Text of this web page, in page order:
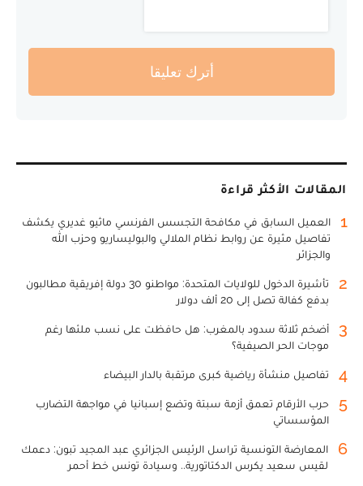
أترك تعليقا
المقالات الأكثر قراءة
1
العميل السابق في مكافحة التجسس الفرنسي ماثيو غديري يكشف
تفاصيل مثيرة عن روابط نظام الملالي والبوليساريو وحزب الله
والجزائر
2
تأشيرة الدخول للولايات المتحدة: مواطنو 30 دولة إفريقية مطالبون
بدفع كفالة تصل إلى 20 ألف دولار
3
أضخم ثلاثة سدود بالمغرب: هل حافظت على نسب ملئها رغم
موجات الحر الصيفية؟
4 تفاصيل منشأة رياضية كبرى مرتقبة بالدار البيضاء
5
حرب الأرقام تعمق أزمة سبتة وتضع إسبانيا في مواجهة التضارب
المؤسساتي
6
المعارضة التونسية تراسل الرئيس الجزائري عبد المجيد تبون: دعمك
لقيس سعيد يكرس الدكتاتورية.. وسيادة تونس خط أحمر